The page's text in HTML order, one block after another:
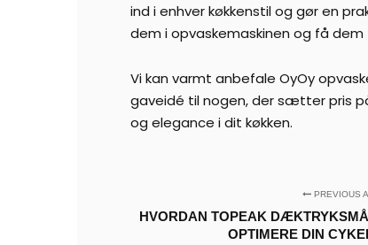
ind i enhver køkkenstil og gør en
dem i opvaskemaskinen og få
Vi kan varmt anbefale OyOy
gaveidé til nogen, der sætter pris
og elegance i dit køkken.
PREVIOUS
HVORDAN TOPEAK
OPTIMERE DIN